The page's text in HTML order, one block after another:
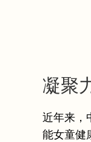
凝聚
近年来，
能女童健